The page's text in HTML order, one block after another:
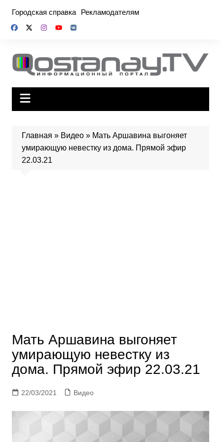
содержимому
Городская справка Рекламодателям
Главная » Видео» Мать Аршавина выгоняет
умирающую невестку из дома. Прямой эфир
22.03.21
Мать Аршавина выгоняет
умирающую невестку из
дома. Прямой эфир 22.03.21
22/03/2021 Видео